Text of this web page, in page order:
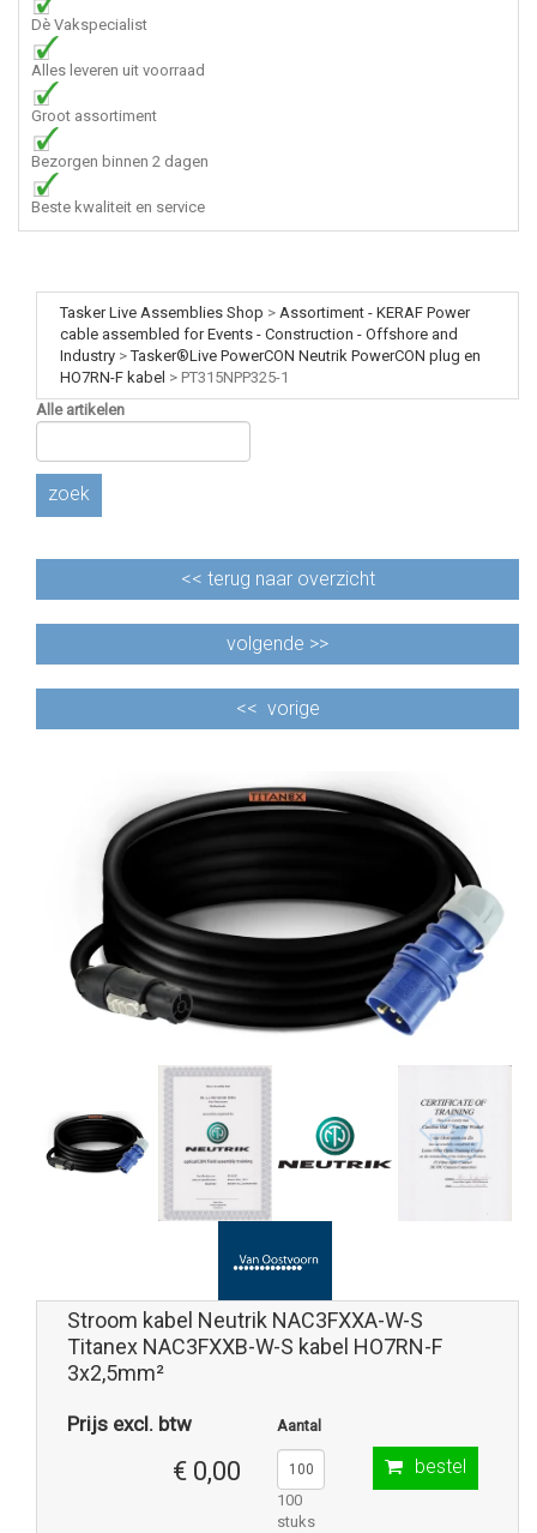
Dè Vakspecialist
Alles leveren uit voorraad
Groot assortiment
Bezorgen binnen 2 dagen
Beste kwaliteit en service
Tasker Live Assemblies Shop > Assortiment - KERAF Power
cable assembled for Events - Construction - Offshore and
Industry >Tasker®Live PowerCON Neutrik PowerCON plug en
HO7RN-F kabel > PT315NPP325-1
Alle artikelen
zoek
<< terug naar overzicht
volgende >>
<< vorige
Stroom kabel Neutrik NAC3FXXA-W-S
Titanex NAC3FXXB-W-S kabel HO7RN-F
3x2,5mm²
Prijs excl. btw
€ 0,00
Aantal
100
stuks
bestel